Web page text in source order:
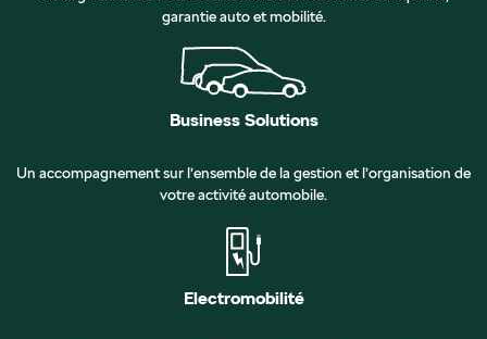
garantie auto et mobilité.
Business Solutions
Un accompagnement sur l’ensemble de la gestion et l’organisation de
votre activité automobile.
Electromobilité